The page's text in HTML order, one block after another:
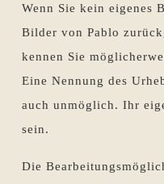
Wenn Sie kein eigenes
Bilder von Pablo
kennen Sie
Eine Nennung des
auch unmöglich. Ihr
sein.
Die